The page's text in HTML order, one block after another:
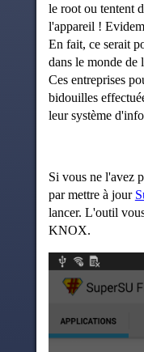
le root ou tentent
l'appareil !
En fait, ce serait
dans le monde de
Ces entreprises
bidouilles
leur système
Si vous ne l'avez
par mettre à jour
lancer. L'outil
KNOX.